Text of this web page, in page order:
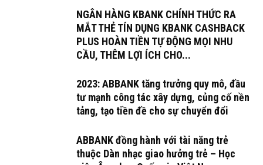
NGÂN HÀNG KBANK CHÍNH THỨC RA
MẮT THẺ TÍN DỤNG KBANK CASHBACK
PLUS HOÀN TIỀN TỰ ĐỘNG MỌI NHU
CẦU, THÊM LỢI ÍCH CHO...
2023: ABBANK tăng trưởng quy mô, đầu
tư mạnh công tác xây dựng, củng cố nền
tảng, tạo tiền đề cho sự chuyển đổi
ABBANK đồng hành với tài năng trẻ
thuộc Dàn nhạc giao hưởng trẻ – Học